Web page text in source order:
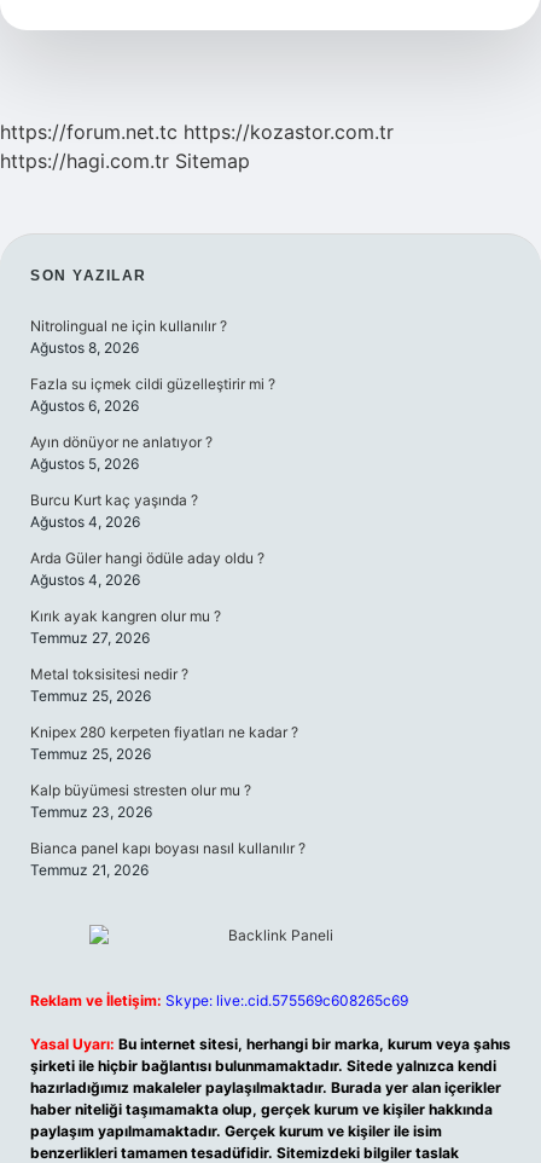
https://forum.net.tc https://kozastor.com.tr
https://hagi.com.tr Sitemap
SIDEBAR
SON YAZILAR
Nitrolingual ne için kullanılır ?
Ağustos 8, 2026
Fazla su içmek cildi güzelleştirir mi ?
Ağustos 6, 2026
Ayın dönüyor ne anlatıyor ?
Ağustos 5, 2026
Burcu Kurt kaç yaşında ?
Ağustos 4, 2026
Arda Güler hangi ödüle aday oldu ?
Ağustos 4, 2026
Kırık ayak kangren olur mu ?
Temmuz 27, 2026
Metal toksisitesi nedir ?
Temmuz 25, 2026
Knipex 280 kerpeten fiyatları ne kadar ?
Temmuz 25, 2026
Kalp büyümesi stresten olur mu ?
Temmuz 23, 2026
Bianca panel kapı boyası nasıl kullanılır ?
Temmuz 21, 2026
Reklam ve İletişim: Skype: live:.cid.575569c608265c69
Yasal Uyarı: Bu internet sitesi, herhangi bir marka, kurum veya şahıs
şirketi ile hiçbir bağlantısı bulunmamaktadır. Sitede yalnızca kendi
hazırladığımız makaleler paylaşılmaktadır. Burada yer alan içerikler
haber niteliği taşımamakta olup, gerçek kurum ve kişiler hakkında
paylaşım yapılmamaktadır. Gerçek kurum ve kişiler ile isim
benzerlikleri tamamen tesadüfidir. Sitemizdeki bilgiler taslak